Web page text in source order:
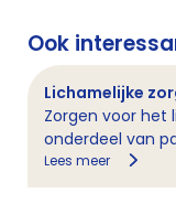
Ook
Lichamelijke
Zorgen voor het
onderdeel van
Lees meer